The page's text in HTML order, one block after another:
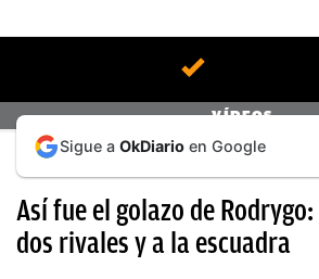
ÚLTIMAS
NOTICIAS
MADRID
VÍDEOS
COPA DEL REY
Así fue el golazo de
dos rivales y a la escuadra
Sigue a OkDiario en Google